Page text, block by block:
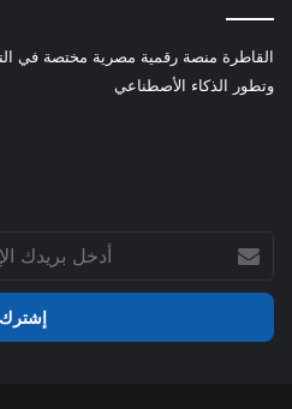
القاطرة منصة رقمية مصرية مختصة في
وتطور الذكاء الأصطناعي
بريدك
الإلكتروني